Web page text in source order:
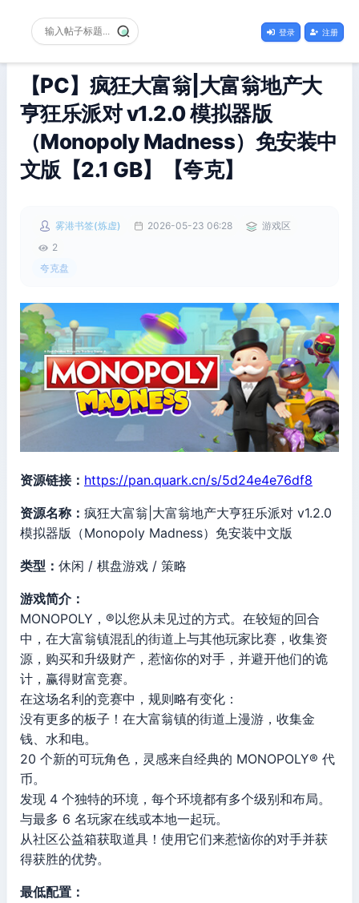
登录 注册
【PC】疯狂大富翁|大富翁地产大
亨狂乐派对 v1.2.0 模拟器版
（Monopoly Madness）免安装中
文版【2.1 GB】【夸克】
雾港书签(炼虚) 2026-05-23 06:28
游戏区
2
夸克盘
资源链接： https://pan.quark.cn/s/5d24e4e76df8
资源名称： 疯狂大富翁|大富翁地产大亨狂乐派对 v1.2.0
模拟器版（Monopoly Madness）免安装中文版
类型： 休闲 / 棋盘游戏 / 策略
游戏简介：
MONOPOLY，®以您从未见过的方式。在较短的回合
中，在大富翁镇混乱的街道上与其他玩家比赛，收集资
源，购买和升级财产，惹恼你的对手，并避开他们的诡
计，赢得财富竞赛。
在这场名利的竞赛中，规则略有变化：
没有更多的板子！在大富翁镇的街道上漫游，收集金
钱、水和电。
20 个新的可玩角色，灵感来自经典的 MONOPOLY® 代
币。
发现 4 个独特的环境，每个环境都有多个级别和布局。
与最多 6 名玩家在线或本地一起玩。
从社区公益箱获取道具！使用它们来惹恼你的对手并获
得获胜的优势。
最低配置：